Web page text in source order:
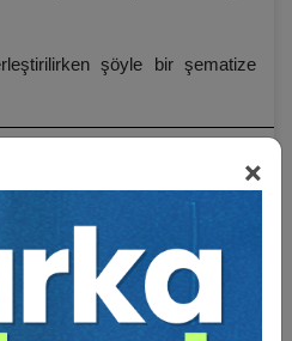
×
şöyle bir şematize